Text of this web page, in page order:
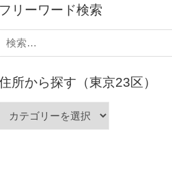
フリーワード検索
検
索:
所から探す（東京23区）